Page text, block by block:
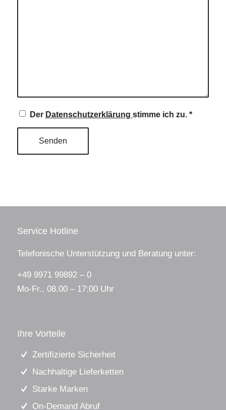
Der Datenschutzerklärung stimme ich zu. *
Service Hotline
Telefonische Unterstützung und Beratung unter:
+49 9971 99892 – 0
Mo-Fr., 08.00 – 17:00 Uhr
Ihre Vorteile
Zertifizierte Sicherheit
Nachhaltige Lieferketten
Starke Marken
On-Demand Abruf